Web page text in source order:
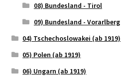
08) Bundesland - Tirol
09) Bundesland - Vorarlberg
04) Tschechoslowakei (ab 1919)
05) Polen (ab 1919)
06) Ungarn (ab 1919)